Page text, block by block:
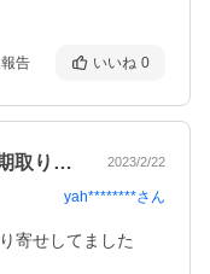
告 いいね 0
テレビのCMをきっかけに暫く定期取り寄… 2023/2/22
yah********さん
寄せしてました